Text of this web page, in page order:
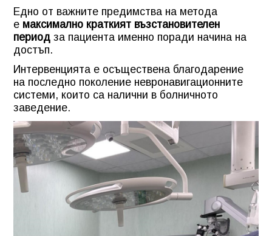
Едно от важните предимства на метода
е максимално краткият възстановителен
период за пациента именно поради начина на
достъп.
Интервенцията е осъществена благодарение
на последно поколение невронавигационните
системи, които са налични в болничното
заведение.